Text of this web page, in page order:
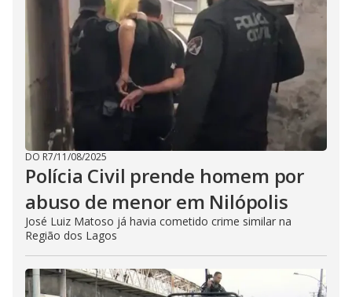
DO R7/11/08/2025
Polícia Civil prende homem por
abuso de menor em Nilópolis
José Luiz Matoso já havia cometido crime similar na
Região dos Lagos